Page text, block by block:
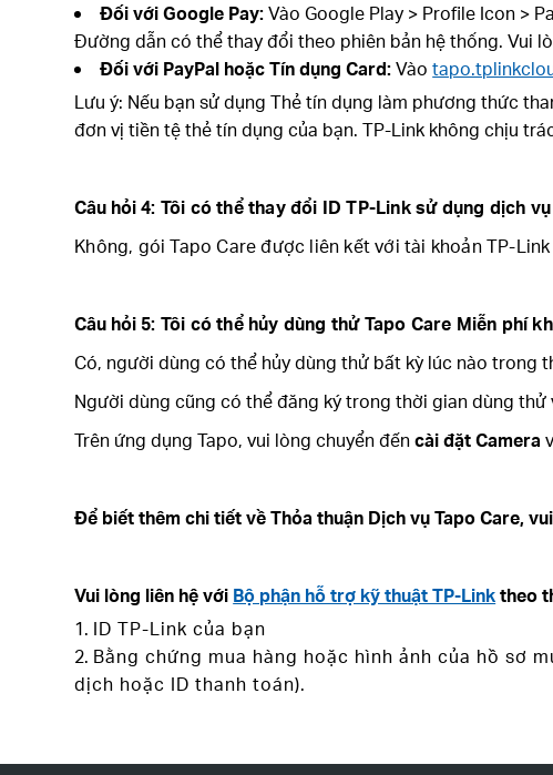
Đối với Google Pay:Vào Google Play > Profile Icon >
Đường dẫn có thể thay đổi theo phiên bản hệ thống. Vui
Đối với PayPal hoặc Tín dụng Card:Vào
Lưu ý: Nếu bạn sử dụng Thẻ tín dụng làm phương thức
đơn vị tiền tệ thẻ tín dụng của bạn. TP-Link không chịu
Câu hỏi4: Tôi có thể thay đổi ID TP-Link sử dụng dịch
Không, gói Tapo Care được liên kết với tài khoản TP-
Câu hỏi 5: Tôi có thể hủy dùng thử Tapo Care Miễn phí
Có, người dùng có thể hủy dùng thử bất kỳ lúc nào trong
Người dùng cũng có thể đăng ký trong thời gian dùng
Trên ứng dụng Tapo, vui lòng chuyển đếncài đặt Camera
Để biết thêm chi tiết về Thỏa thuận Dịch vụ Tapo Care,
Vui lòng liên hệ với Bộ phận hỗ trợ kỹ thuật TP-Linktheo
ID TP-Link của bạn
Bằng chứng mua hàng hoặc hình ảnh của hồ sơ
dịch hoặc ID thanh toán).